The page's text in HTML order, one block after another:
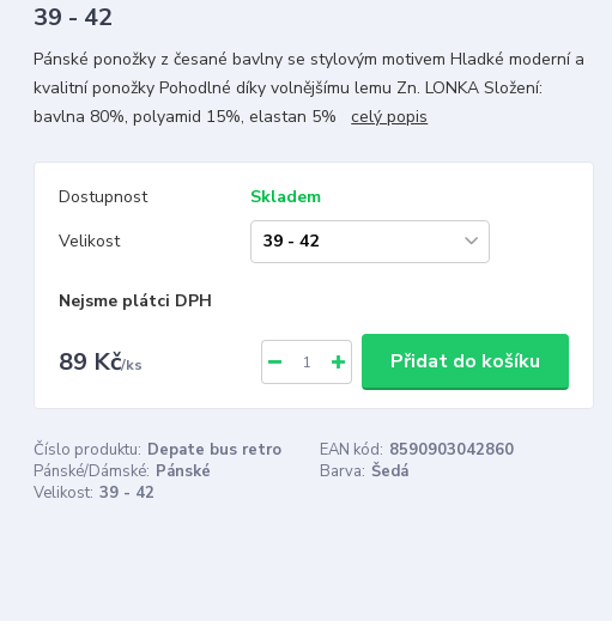
39 - 42
Pánské ponožky z česané bavlny se stylovým motivem Hladké moderní a
kvalitní ponožky Pohodlné díky volnějšímu lemu Zn. LONKA Složení:
bavlna 80%, polyamid 15%, elastan 5%celý popis
Dostupnost
Skladem
Velikost
Nejsme plátci DPH
89 Kč/ks Přidat do košíku
Číslo produktu: Depate bus retro EAN kód: 8590903042860
Pánské/Dámské: Pánské Barva: Šedá
Velikost: 39 - 42